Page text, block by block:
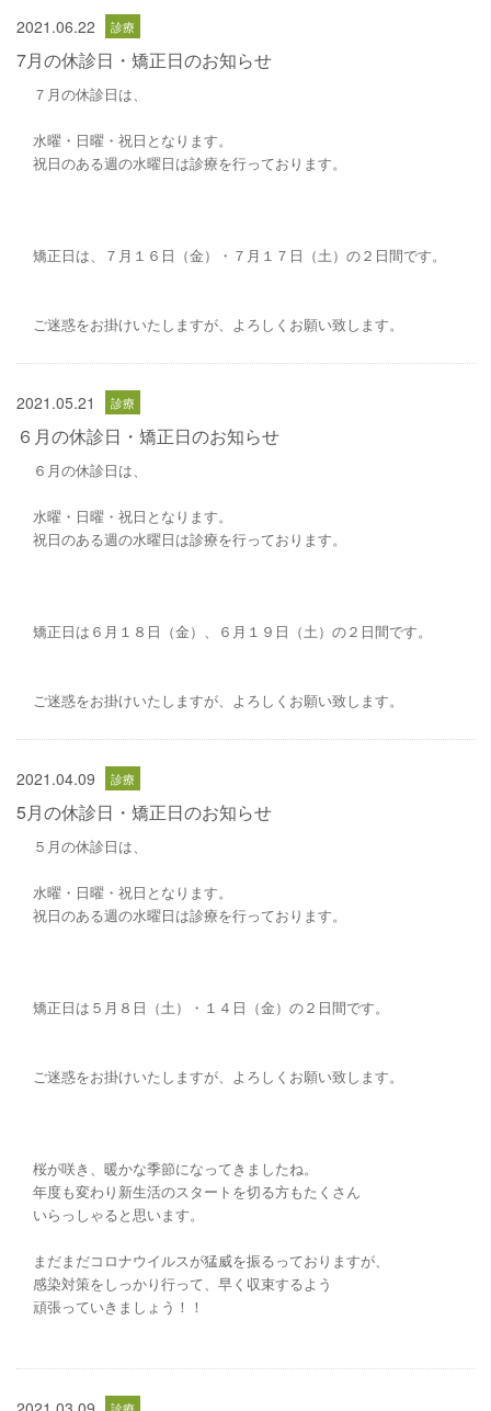
2021.06.22
7月の休診日・矯正日のお知らせ
７月の休診日は、
水曜・日曜・祝日となります。
祝日のある週の水曜日は診療を行っております。
矯正日は、７月１６日（金）・７月１７日（土）の２日間です。
ご迷惑をお掛けいたしますが、よろしくお願い致します。
2021.05.21
６月の休診日・矯正日のお知らせ
６月の休診日は、
水曜・日曜・祝日となります。
祝日のある週の水曜日は診療を行っております。
矯正日は６月１８日（金）、６月１９日（土）の２日間です。
ご迷惑をお掛けいたしますが、よろしくお願い致します。
2021.04.09
5月の休診日・矯正日のお知らせ
５月の休診日は、
水曜・日曜・祝日となります。
祝日のある週の水曜日は診療を行っております。
矯正日は５月８日（土）・１４日（金）の２日間です。
ご迷惑をお掛けいたしますが、よろしくお願い致します。
桜が咲き、暖かな季節になってきましたね。
年度も変わり新生活のスタートを切る方もたくさん
いらっしゃると思います。
まだまだコロナウイルスが猛威を振るっておりますが、
感染対策をしっかり行って、早く収束するよう
頑張っていきましょう！！